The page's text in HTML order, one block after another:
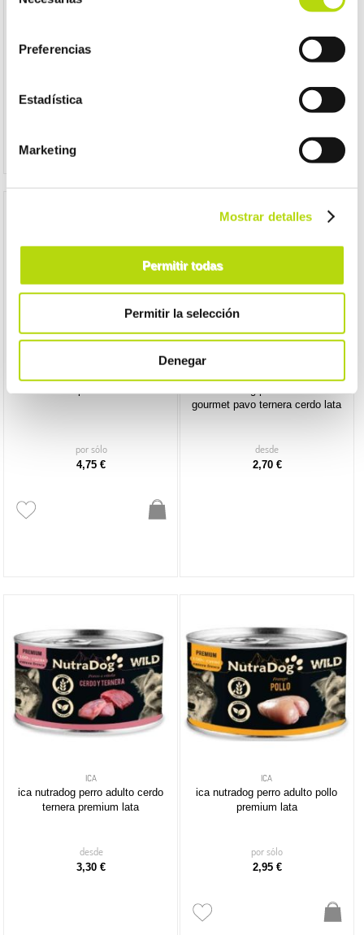
Preferencias
Estadística
Marketing
Mostrar detalles
Permitir todas
Permitir la selección
Denegar
desde
por sólo
4,75 €
gourmet pavo ternera cerdo lata
desde
2,70 €
ICA
ica nutradog perro adulto cerdo
ternera premium lata
desde
3,30 €
ICA
ica nutradog perro adulto pollo
premium lata
por sólo
2,95 €